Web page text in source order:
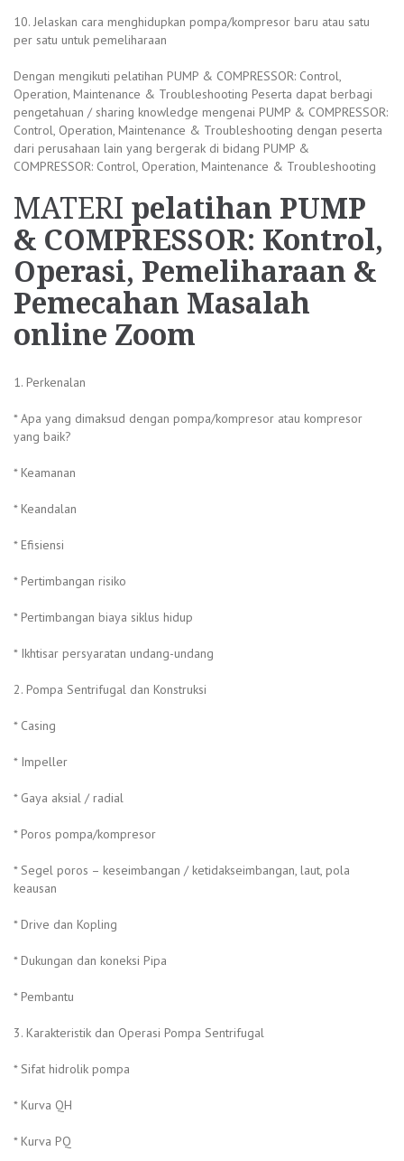
10. Jelaskan cara menghidupkan pompa/kompresor baru atau satu
per satu untuk pemeliharaan
Dengan mengikuti pelatihan PUMP & COMPRESSOR: Control,
Operation, Maintenance & Troubleshooting Peserta dapat berbagi
pengetahuan / sharing knowledge mengenai PUMP & COMPRESSOR:
Control, Operation, Maintenance & Troubleshooting dengan peserta
dari perusahaan lain yang bergerak di bidang PUMP &
COMPRESSOR: Control, Operation, Maintenance & Troubleshooting
MATERI pelatihan PUMP
& COMPRESSOR: Kontrol,
Operasi, Pemeliharaan &
Pemecahan Masalah
online Zoom
1. Perkenalan
* Apa yang dimaksud dengan pompa/kompresor atau kompresor
yang baik?
* Keamanan
* Keandalan
* Efisiensi
* Pertimbangan risiko
* Pertimbangan biaya siklus hidup
* Ikhtisar persyaratan undang-undang
2. Pompa Sentrifugal dan Konstruksi
* Casing
* Impeller
* Gaya aksial / radial
* Poros pompa/kompresor
* Segel poros – keseimbangan / ketidakseimbangan, laut, pola
keausan
* Drive dan Kopling
* Dukungan dan koneksi Pipa
* Pembantu
3. Karakteristik dan Operasi Pompa Sentrifugal
* Sifat hidrolik pompa
* Kurva QH
* Kurva PQ